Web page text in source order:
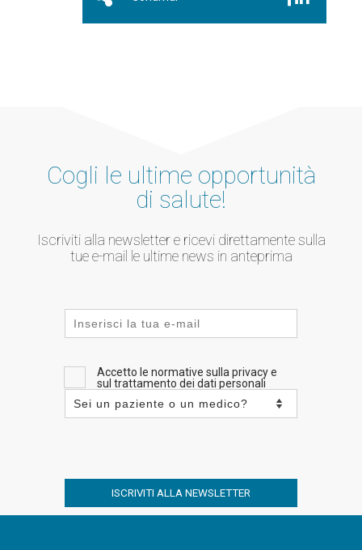
Cogli le ultime opportunità
di salute!
Iscriviti alla newsletter e ricevi direttamente sulla
tue e-mail le ultime news in anteprima
Accetto le normative sulla privacy e
sul trattamento dei dati personali
ISCRIVITI ALLA NEWSLETTER